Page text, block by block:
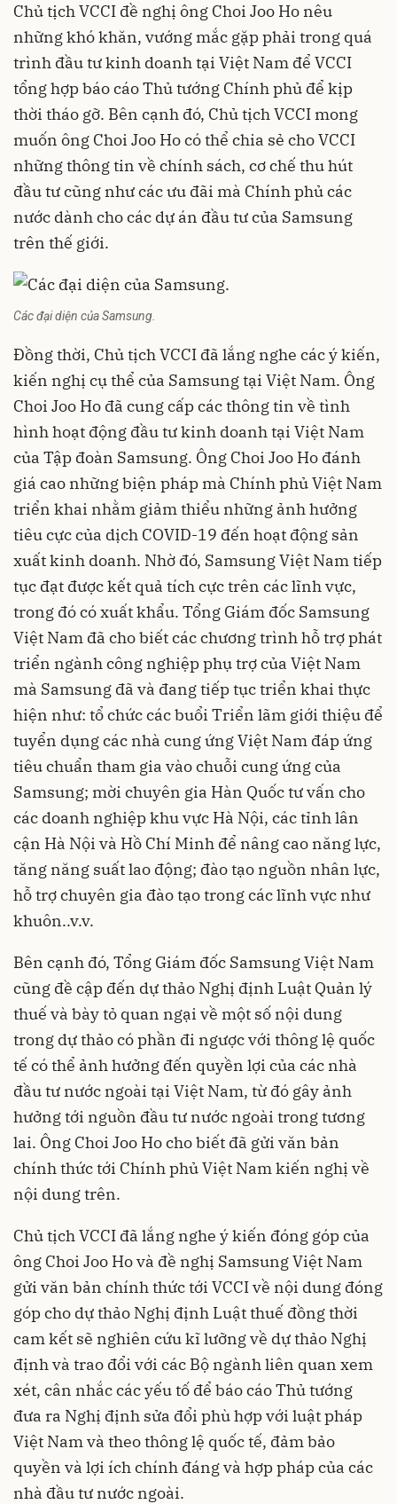
Chủ tịch VCCI đề nghị ông Choi Joo Ho nêu
những khó khăn, vướng mắc gặp phải trong quá
trình đầu tư kinh doanh tại Việt Nam để VCCI
tổng hợp báo cáo Thủ tướng Chính phủ để kịp
thời tháo gỡ. Bên cạnh đó, Chủ tịch VCCI mong
muốn ông Choi Joo Ho có thể chia sẻ cho VCCI
những thông tin về chính sách, cơ chế thu hút
đầu tư cũng như các ưu đãi mà Chính phủ các
nước dành cho các dự án đầu tư của Samsung
trên thế giới.
Các đại diện của Samsung.
Đồng thời, Chủ tịch VCCI đã lắng nghe các ý kiến,
kiến nghị cụ thể của Samsung tại Việt Nam. Ông
Choi Joo Ho đã cung cấp các thông tin về tình
hình hoạt động đầu tư kinh doanh tại Việt Nam
của Tập đoàn Samsung. Ông Choi Joo Ho đánh
giá cao những biện pháp mà Chính phủ Việt Nam
triển khai nhằm giảm thiểu những ảnh hưởng
tiêu cực của dịch COVID-19 đến hoạt động sản
xuất kinh doanh. Nhờ đó, Samsung Việt Nam tiếp
tục đạt được kết quả tích cực trên các lĩnh vực,
trong đó có xuất khẩu. Tổng Giám đốc Samsung
Việt Nam đã cho biết các chương trình hỗ trợ phát
triển ngành công nghiệp phụ trợ của Việt Nam
mà Samsung đã và đang tiếp tục triển khai thực
hiện như: tổ chức các buổi Triển lãm giới thiệu để
tuyển dụng các nhà cung ứng Việt Nam đáp ứng
tiêu chuẩn tham gia vào chuỗi cung ứng của
Samsung; mời chuyên gia Hàn Quốc tư vấn cho
các doanh nghiệp khu vực Hà Nội, các tỉnh lân
cận Hà Nội và Hồ Chí Minh để nâng cao năng lực,
tăng năng suất lao động; đào tạo nguồn nhân lực,
hỗ trợ chuyên gia đào tạo trong các lĩnh vực như
khuôn..v.v.
Bên cạnh đó, Tổng Giám đốc Samsung Việt Nam
cũng đề cập đến dự thảo Nghị định Luật Quản lý
thuế và bày tỏ quan ngại về một số nội dung
trong dự thảo có phần đi ngược với thông lệ quốc
tế có thể ảnh hưởng đến quyền lợi của các nhà
đầu tư nước ngoài tại Việt Nam, từ đó gây ảnh
hưởng tới nguồn đầu tư nước ngoài trong tương
lai. Ông Choi Joo Ho cho biết đã gửi văn bản
chính thức tới Chính phủ Việt Nam kiến nghị về
nội dung trên.
Chủ tịch VCCI đã lắng nghe ý kiến đóng góp của
ông Choi Joo Ho và đề nghị Samsung Việt Nam
gửi văn bản chính thức tới VCCI về nội dung đóng
góp cho dự thảo Nghị định Luật thuế đồng thời
cam kết sẽ nghiên cứu kĩ lưỡng về dự thảo Nghị
định và trao đổi với các Bộ ngành liên quan xem
xét, cân nhắc các yếu tố để báo cáo Thủ tướng
đưa ra Nghị định sửa đổi phù hợp với luật pháp
Việt Nam và theo thông lệ quốc tế, đảm bảo
quyền và lợi ích chính đáng và hợp pháp của các
nhà đầu tư nước ngoài.